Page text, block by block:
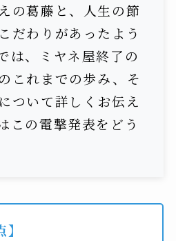
の葛藤と、人生の節
だわりがあったよう
は、ミヤネ屋終了の
これまでの歩み、そ
ついて詳しくお伝え
この電撃発表をどう